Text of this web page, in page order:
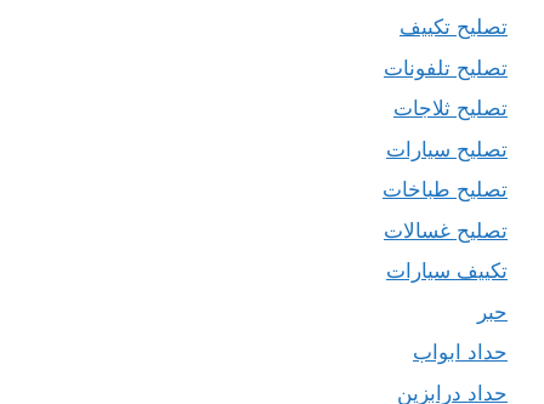
تصليح تكييف
تصليح تلفونات
تصليح ثلاجات
تصليح سيارات
تصليح طباخات
تصليح غسالات
تكييف سيارات
حبر
حداد ابواب
حداد درابزين